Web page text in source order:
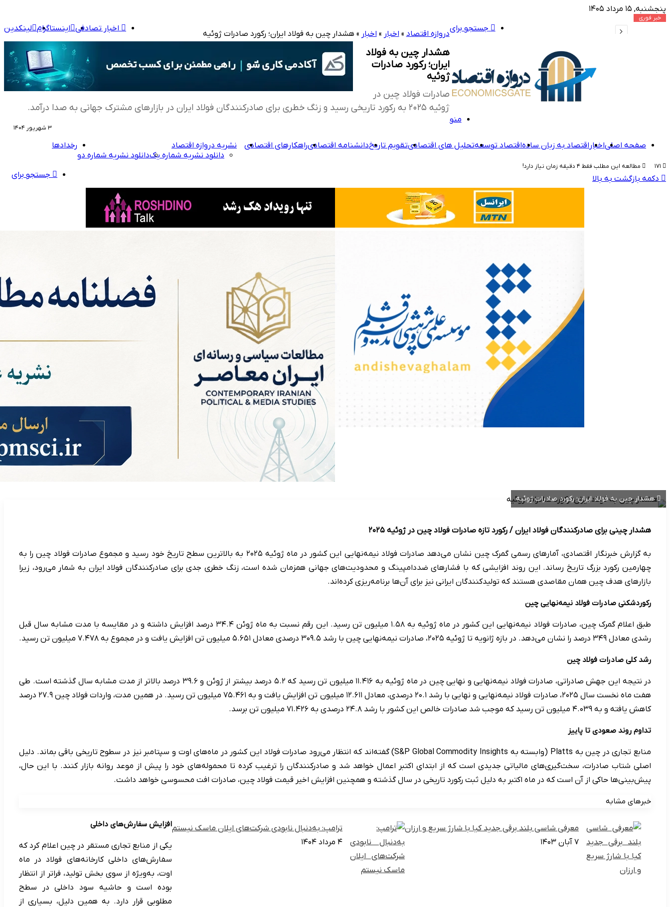
پنجشنبه, ۱۵ مرداد ۱۴۰۵
خبر فوری
افت هشت ماهه صادرات نفت آمریکا در بازار جهانی لینکدین اینستاگرام اخبار تصادفی جستجو برای
منو
صفحه اصلیاخباراقتصاد به زبان سادهاقتصاد توسعهتحلیل های اقتصادیتقویم تاریخدانشنامه اقتصادیراهکارهای اقتصادی
نشریه دروازه اقتصاد
دانلود نشریه شماره یکدانلود نشریه شماره دو
رخدادها
جستجو برای
دروازه اقتصاد»اخبار »اخبار » هشدار چین به فولاد ایران؛ رکورد صادرات ژوئیه
هشدار چین به فولاد
ایران؛ رکورد صادرات
ژوئیه
صادرات فولاد چین در
ژوئیه ۲۰۲۵ به رکورد تاریخی رسید و زنگ خطری برای صادرکنندگان فولاد ایران در بازارهای مشترک جهانی به صدا درآمد.
۳ شهریور ۱۴۰۴
۱۷۱ مطالعه این مطلب فقط ۴ دقیقه زمان نیاز دارد!
هشدار چین به فولاد ایران؛ رکورد صادرات ژوئیه
هشدار چینی برای صادرکنندگان فولاد ایران / رکورد تازه صادرات فولاد چین در ژوئیه ۲۰۲۵
به گزارش خبرنگار اقتصادی، آمارهای رسمی گمرک چین نشان می‌دهد صادرات فولاد نیمه‌نهایی این کشور در ماه ژوئیه ۲۰۲۵ به بالاترین سطح تاریخ خود رسید و مجموع صادرات فولاد چین را به
چهارمین رکورد بزرگ تاریخ رساند. این روند افزایشی که با فشارهای ضددامپینگ و محدودیت‌های جهانی همزمان شده است، زنگ خطری جدی برای صادرکنندگان فولاد ایران به شمار می‌رود، زیرا
بازارهای هدف چین همان مقاصدی هستند که تولیدکنندگان ایرانی نیز برای آن‌ها برنامه‌ریزی کرده‌اند.
رکوردشکنی صادرات فولاد نیمه‌نهایی چین
طبق اعلام گمرک چین، صادرات فولاد نیمه‌نهایی این کشور در ماه ژوئیه به ۱.۵۸ میلیون تن رسید. این رقم نسبت به ماه ژوئن ۳۴.۴ درصد افزایش داشته و در مقایسه با مدت مشابه سال قبل
رشدی معادل ۳۴۹ درصد را نشان می‌دهد. در بازه ژانویه تا ژوئیه ۲۰۲۵، صادرات نیمه‌نهایی چین با رشد ۳۰۹.۵ درصدی معادل ۵.۶۵۱ میلیون تن افزایش یافت و در مجموع به ۷.۴۷۸ میلیون تن رسید.
رشد کلی صادرات فولاد چین
در نتیجه این جهش صادراتی، صادرات فولاد نیمه‌نهایی و نهایی چین در ماه ژوئیه به ۱۱.۴۱۶ میلیون تن رسید که ۵.۲ درصد بیشتر از ژوئن و ۳۹.۶ درصد بالاتر از مدت مشابه سال گذشته است. طی
هفت ماه نخست سال ۲۰۲۵، صادرات فولاد نیمه‌نهایی و نهایی با رشد ۲۰.۱ درصدی، معادل ۱۲.۶۱۱ میلیون تن افزایش یافت و به ۷۵.۴۶۱ میلیون تن رسید. در همین مدت، واردات فولاد چین ۲۷.۹ درصد
کاهش یافته و به ۴.۰۳۹ میلیون تن رسید که موجب شد صادرات خالص این کشور با رشد ۲۴.۸ درصدی به ۷۱.۴۲۶ میلیون تن برسد.
تداوم روند صعودی تا پاییز
منابع تجاری در چین به Platts (وابسته به S&P Global Commodity Insights) گفته‌اند که انتظار می‌رود صادرات فولاد این کشور در ماه‌های اوت و سپتامبر نیز در سطوح تاریخی باقی بماند. دلیل
اصلی شتاب صادرات، سخت‌گیری‌های مالیاتی جدیدی است که از ابتدای اکتبر اعمال خواهد شد و صادرکنندگان را ترغیب کرده تا محموله‌های خود را پیش از موعد روانه بازار کنند. با این حال،
پیش‌بینی‌ها حاکی از آن است که در ماه اکتبر به دلیل ثبت رکورد تاریخی در سال گذشته و همچنین افزایش اخیر قیمت فولاد چین، صادرات افت محسوسی خواهد داشت.
خبرهای مشابه
معرفی شاسی بلند برقی جدید کیا با شارژ سریع و ارزان
۷ آبان ۱۴۰۳
ترامپ: به‌دنبال نابودی شرکت‌های ایلان ماسک نیستم
۴ مرداد ۱۴۰۴
افزایش سفارش‌های داخلی
یکی از منابع تجاری مستقر در چین اعلام کرد که
سفارش‌های داخلی کارخانه‌های فولاد در ماه
اوت، به‌ویژه از سوی بخش تولید، فراتر از انتظار
بوده است و حاشیه سود داخلی در سطح
مطلوبی قرار دارد. به همین دلیل، بسیاری از
دکمه بازگشت به بالا